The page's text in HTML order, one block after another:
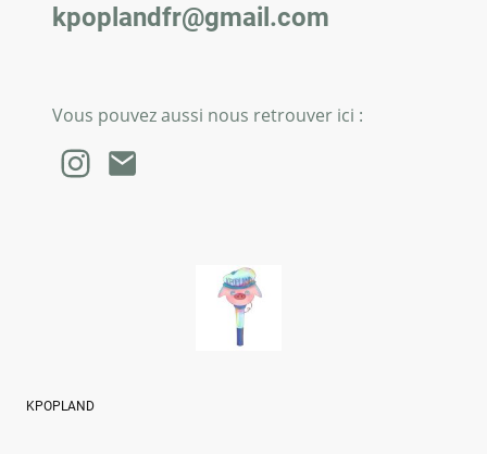
kpoplandfr@gmail.com
Vous pouvez aussi nous retrouver ici :
KPOPLAND